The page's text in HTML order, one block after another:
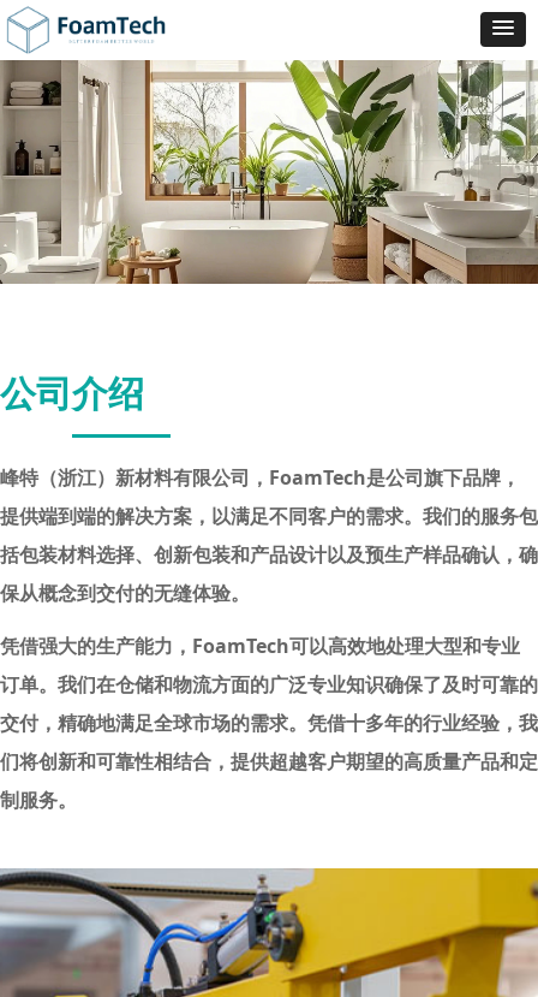
公司介绍
峰特（浙江）新材料有限公司，FoamTech是公司旗下品牌，
提供端到端的解决方案，以满足不同客户的需求。我们的服务包
括包装材料选择、创新包装和产品设计以及预生产样品确认，确
保从概念到交付的无缝体验。
凭借强大的生产能力，FoamTech可以高效地处理大型和专业
订单。我们在仓储和物流方面的广泛专业知识确保了及时可靠的
交付，精确地满足全球市场的需求。凭借十多年的行业经验，我
们将创新和可靠性相结合，提供超越客户期望的高质量产品和定
制服务。